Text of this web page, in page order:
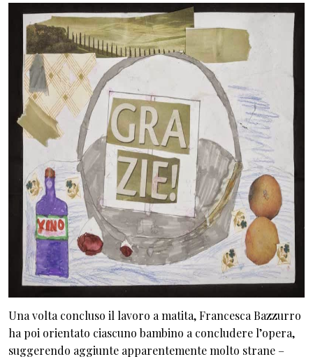
Una volta concluso il lavoro a matita, Francesca Bazzurro
ha poi orientato ciascuno bambino a concludere l’opera,
suggerendo aggiunte apparentemente molto strane –